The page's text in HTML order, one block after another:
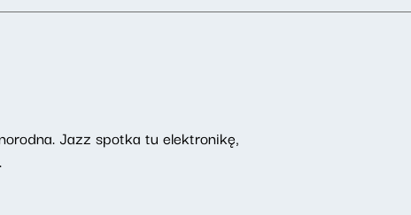
Jazz spotka tu elektronikę,